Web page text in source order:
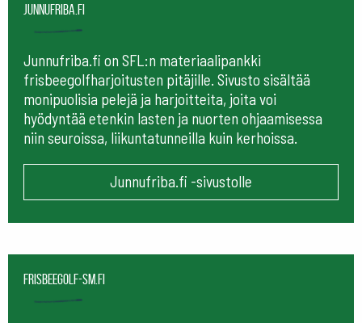
Junnufriba.fi
Junnufriba.fi on SFL:n materiaalipankki
frisbeegolfharjoitusten pitäjille. Sivusto sisältää
monipuolisia pelejä ja harjoitteita, joita voi
hyödyntää etenkin lasten ja nuorten ohjaamisessa
niin seuroissa, liikuntatunneilla kuin kerhoissa.
Junnufriba.fi -sivustolle
frisbeegolf-sm.fi